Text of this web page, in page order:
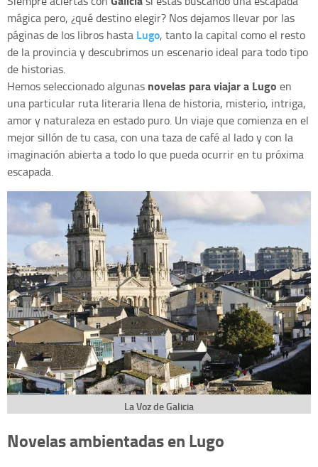
mágica pero, ¿qué destino elegir? Nos dejamos llevar por las
páginas de los libros hasta Lugo, tanto la capital como el resto
de la provincia y descubrimos un escenario ideal para todo tipo
de historias.
Hemos seleccionado algunas novelas para viajar a Lugo en
una particular ruta literaria llena de historia, misterio, intriga,
amor y naturaleza en estado puro. Un viaje que comienza en el
mejor sillón de tu casa, con una taza de café al lado y con la
imaginación abierta a todo lo que pueda ocurrir en tu próxima
escapada.
La Voz de Galicia
Novelas ambientadas en Lugo